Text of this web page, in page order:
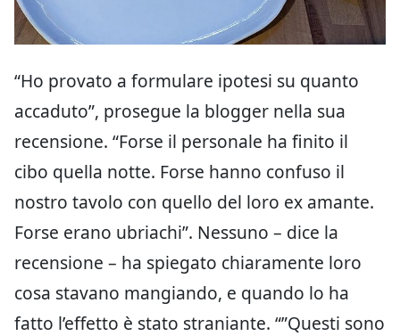
“Ho provato a formulare ipotesi su quanto
accaduto”, prosegue la blogger nella sua
recensione. “Forse il personale ha finito il
cibo quella notte. Forse hanno confuso il
nostro tavolo con quello del loro ex amante.
Forse erano ubriachi”. Nessuno – dice la
recensione – ha spiegato chiaramente loro
cosa stavano mangiando, e quando lo ha
fatto l’effetto è stato straniante. “”Questi sono